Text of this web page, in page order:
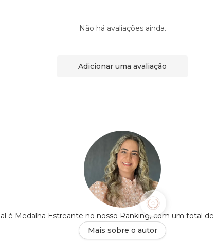
Não há avaliações ainda.
Adicionar uma avaliação
é Medalha Estreante no nosso Ranking, com um total de
Mais sobre o autor